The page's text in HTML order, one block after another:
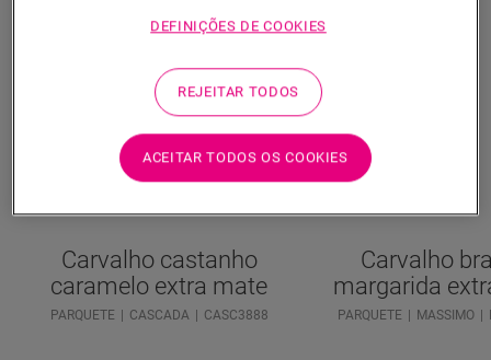
Carvalho castanho
caramelo extra mate
PARQUETE CASCADA CASC3888
Carvalho
margarida
PARQUETE MASSIMO
DEFINIÇÕES DE COOKIES
REJEITAR TODOS
ACEITAR TODOS OS COOKIES